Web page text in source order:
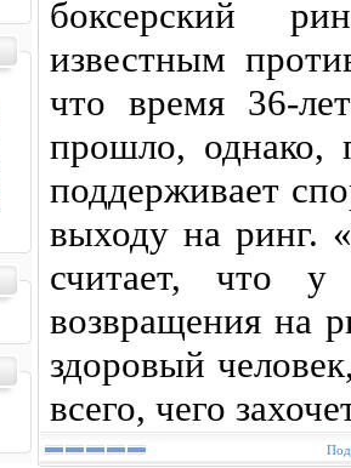
боксерский
известным
что время 36-
прошло, однако,
поддерживает
выходу на ринг.
считает, что
возвращения на
здоровый
всего, чего